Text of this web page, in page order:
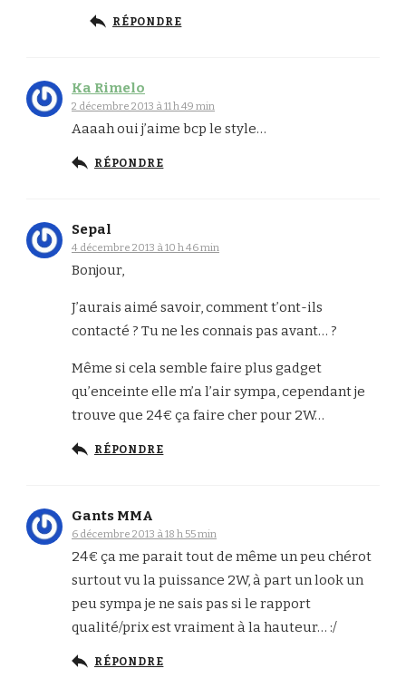
RÉPONDRE
Ka Rimelo
2 décembre 2013 à 11 h 49 min
Aaaah oui j’aime bcp le style…
RÉPONDRE
Sepal
4 décembre 2013 à 10 h 46 min
Bonjour,
J’aurais aimé savoir, comment t’ont-ils
contacté ? Tu ne les connais pas avant… ?
Même si cela semble faire plus gadget
qu’enceinte elle m’a l’air sympa, cependant je
trouve que 24€ ça faire cher pour 2W…
RÉPONDRE
Gants MMA
6 décembre 2013 à 18 h 55 min
24€ ça me parait tout de même un peu chérot
surtout vu la puissance 2W, à part un look un
peu sympa je ne sais pas si le rapport
qualité/prix est vraiment à la hauteur… :/
RÉPONDRE